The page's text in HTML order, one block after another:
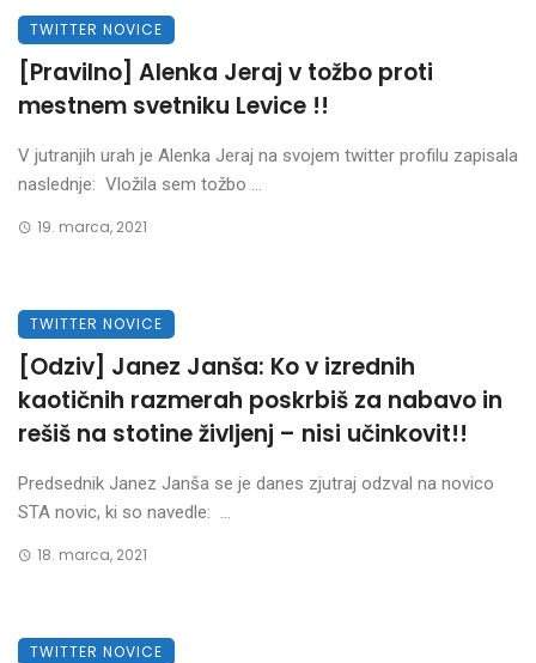
TWITTER NOVICE
[Pravilno] Alenka Jeraj v tožbo proti
mestnem svetniku Levice !!
V jutranjih urah je Alenka Jeraj na svojem twitter profilu zapisala
naslednje: Vložila sem tožbo ...
19. marca, 2021
TWITTER NOVICE
[Odziv] Janez Janša: Ko v izrednih
kaotičnih razmerah poskrbiš za nabavo in
rešiš na stotine življenj – nisi učinkovit!!
Predsednik Janez Janša se je danes zjutraj odzval na novico
STA novic, ki so navedle: ...
18. marca, 2021
TWITTER NOVICE